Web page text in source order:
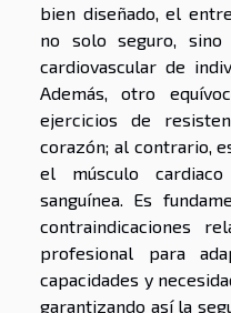
bien diseñado, el
no solo seguro,
cardiovascular de
Además, otro
ejercicios de
corazón; al contrario,
el músculo
sanguínea. Es
contraindicaciones
profesional para
capacidades y
garantizando así la